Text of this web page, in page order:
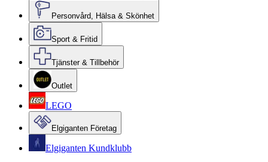
Personvård, Hälsa & Skönhet
Sport & Fritid
Tjänster & Tillbehör
Outlet
LEGO
Elgiganten Företag
Elgiganten Kundklubb